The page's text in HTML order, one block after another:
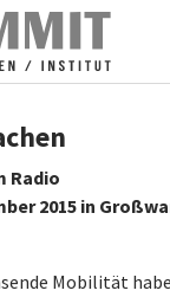
Radio
2015 in
Mobilität